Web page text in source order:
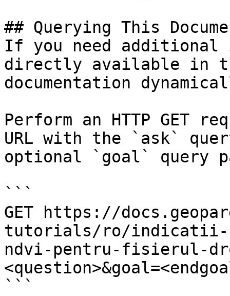
## Querying This
If you need
directly available in
documentation
Perform an HTTP GET
URL with the `ask`
optional `goal` query
```
GET https://
tutorials/ro/indicatii-
ndvi-pentru-fisierul-
```